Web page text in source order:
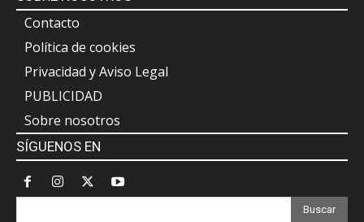
Contacto
Política de cookies
Privacidad y Aviso Legal
PUBLICIDAD
Sobre nosotros
SÍGUENOS EN
Buscar